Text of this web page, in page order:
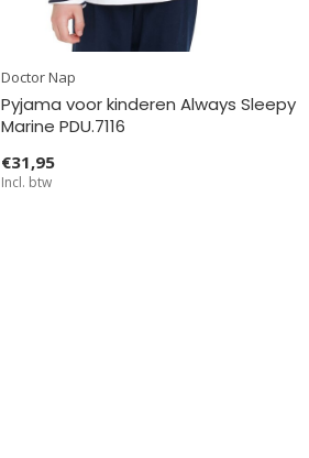
Doctor Nap
Pyjama voor kinderen Always Sleepy
Marine PDU.7116
€31,95
Incl. btw